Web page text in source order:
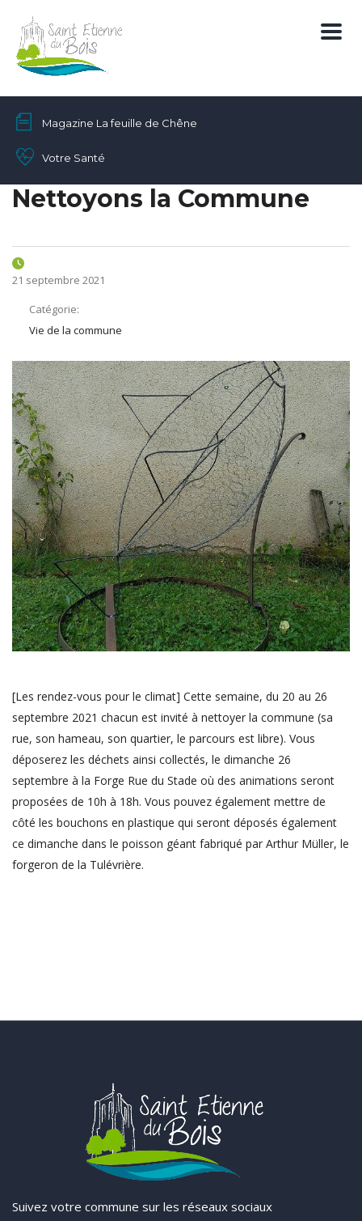
Magazine La feuille de Chêne
Votre Santé
Nettoyons la Commune
21 septembre 2021
Catégorie:
Vie de la commune
[Les rendez-vous pour le climat] Cette semaine, du 20 au 26
septembre 2021 chacun est invité à nettoyer la commune (sa
rue, son hameau, son quartier, le parcours est libre). Vous
déposerez les déchets ainsi collectés, le dimanche 26
septembre à la Forge Rue du Stade où des animations seront
proposées de 10h à 18h. Vous pouvez également mettre de
côté les bouchons en plastique qui seront déposés également
ce dimanche dans le poisson géant fabriqué par Arthur Müller, le
forgeron de la Tulévrière.
Suivez votre commune sur les réseaux sociaux